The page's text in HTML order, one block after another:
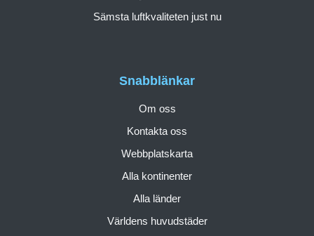
Snabblänkar
Om oss
Kontakta oss
Webbplatskarta
Alla kontinenter
Alla länder
Världens huvudstäder
Sämsta luftkvaliteten just nu